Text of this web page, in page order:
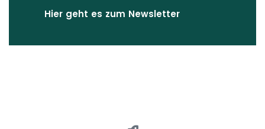
Hier geht es zum Newsletter